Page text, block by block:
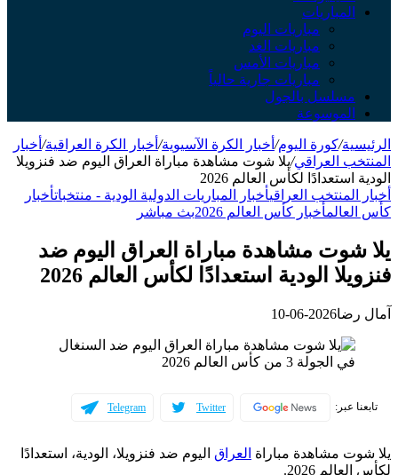
مباريات اليوم
مباريات الغد
مباريات الأمس
مباريات جارية حالياً
بالجول
/كورة اليوم/ أخبار الكرة الآسيوية /أخبار الكرة العراقية /أخبار
العراقي يلا شوت مشاهدة مباراة العراق اليوم ضد فنزويلا
لكأس العالم 2026
العراقيأخبار المباريات الدولية الودية - منتخباتأخبار
أخبار كأس العالم 2026 بث مباشر
مشاهدة مباراة العراق اليوم ضد
الودية استعدادًا لكأس العالم 2026
2026-06-10
Twitter
Telegram
مشاهدة مباراةالعراقاليوم ضد فنزويلا، الودية، استعدادًا
2026.